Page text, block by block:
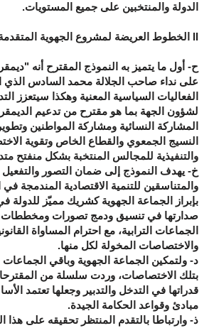
الدولة والمنتخبين على جميع المستويات.
II الخطوط العريضة لمشروع الجهوية المتقدمة
ح- أول ما يتميز به النموذج المقترح أنه
على نداء صاحب الجلالة محمد السادس الذي
الفعاليات السياسية المعنية وهكذا سيتعزز
لشؤون الجهة بما هو مقترح من تدعيم
المشاركة النسائية ومشاركة المواطنين
النسيج الجمعوي والقطاع الخاص وتقوية
والتنفيذية للمجالس المنتخبة بشكل منفتح
خ- يهدف النموذج إلى ضمان التصور والتفعيل
والمتناسقين للتنمية الاقتصادية المندمجة
بإبراز الجماعة الجهوية كشريك مميّز للدولة
صدارتها في تنسيق ودمج تصورات ومخططات
الجماعات الترابية، مع احترام المساواة
والاختصاصات المخولة لكل منها.
د- ولتمكين الجماعة الجهوية وباقي الجماعات
بتلك الاختصاصات، وردت سلسلة من
قدراتها في التدخل والتدبير وجعلها تعتمد
مبادئ وقواعد الحكامة الجيدة.
ذ- وارتباطا بالتقدم المنتظر تحقيقه على هذا